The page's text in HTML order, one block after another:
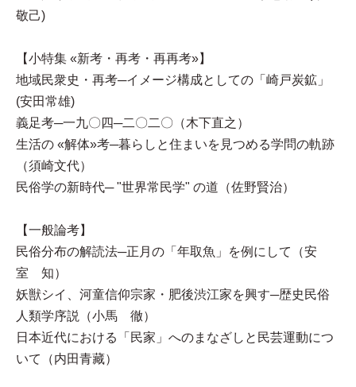
敬己)
【小特集 «新考・再考・再再考»】
地域民衆史・再考─イメージ構成としての「崎戸炭鉱」
(安田常雄)
義足考─一九〇四─二〇二〇（木下直之）
生活の «解体»考─暮らしと住まいを見つめる学問の軌跡
（須崎文代）
民俗学の新時代─ "世界常民学" の道（佐野賢治）
【一般論考】
民俗分布の解読法─正月の「年取魚」を例にして（安
室 知）
妖獣シイ、河童信仰宗家・肥後渋江家を興す─歴史民俗
人類学序説（小馬 徹）
日本近代における「民家」へのまなざしと民芸運動につ
いて（内田青藏）